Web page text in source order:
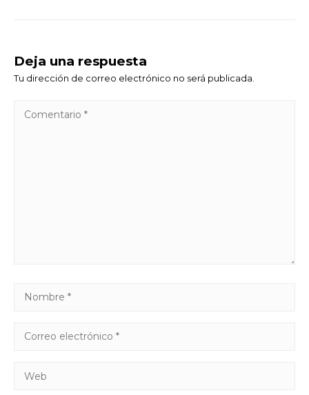
Deja una respuesta
Tu dirección de correo electrónico no será publicada.